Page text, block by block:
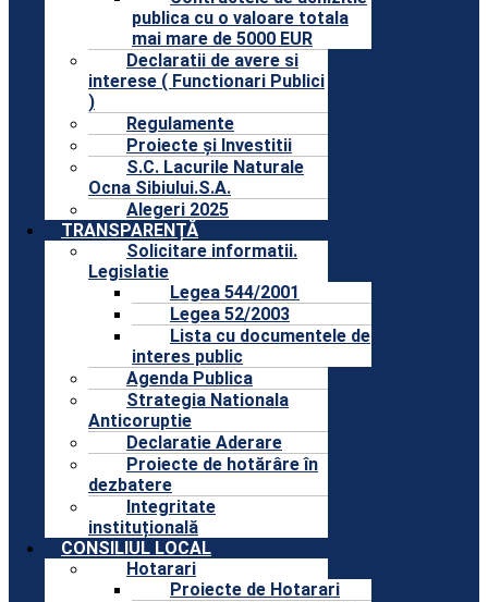
publica cu o valoare totala
mai mare de 5000 EUR
Declaratii de avere si
interese ( Functionari Publici
)
Regulamente
Proiecte și Investitii
S.C. Lacurile Naturale
Ocna Sibiului.S.A.
Alegeri 2025
TRANSPARENȚĂ
Solicitare informatii.
Legislatie
Legea 544/2001
Legea 52/2003
Lista cu documentele de
interes public
Agenda Publica
Strategia Nationala
Anticoruptie
Declaratie Aderare
Proiecte de hotărâre în
dezbatere
Integritate
instituțională
CONSILIUL LOCAL
Hotarari
Proiecte de Hotarari